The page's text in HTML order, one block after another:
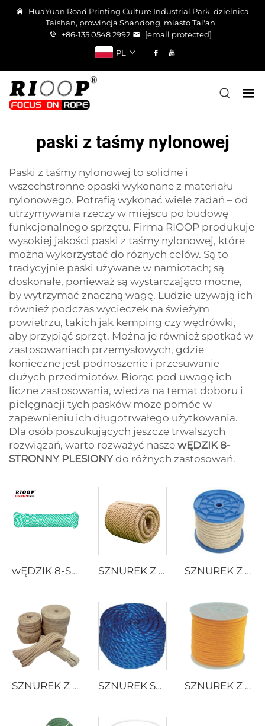
HuaYuan Road Printing Culture Industrial Park, dzielnica
Taishan, prowincja Shandong, miasto Tai'an
+86-135 0548 2992
[email protected]
PL
paski z taśmy nylonowej
Paski z taśmy nylonowej to solidne i
wszechstronne opaski wykonane z materiału
nylonowego. Potrafią wykonać wiele zadań – od
utrzymywania rzeczy w miejscu po budowę
funkcjonalnego sprzętu. Firma RIOOP produkuje
wysokiej jakości paski z taśmy nylonowej, które
można wykorzystać do różnych celów. Są to
tradycyjnie paski używane w namiotach; są
doskonałe, ponieważ są wystarczająco mocne,
by wytrzymać znaczną wagę. Ludzie używają ich
również podczas wycieczek na świeżym
powietrzu, takich jak kemping czy wędrówki,
aby przypiąć sprzęt. Można je również spotkać w
zastosowaniach przemysłowych, gdzie
konieczne jest podnoszenie i przesuwanie
dużych przedmiotów. Biorąc pod uwagę ich
liczne zastosowania, wiedza na temat doboru i
pielęgnacji tych pasków może pomóc w
zapewnieniu ich długotrwałego użytkowania.
Dla osób poszukujących jeszcze trwalszych
rozwiązań, warto rozważyć nasze wĘDZIK 8-
STRONNY PLESIONYdo różnych zastosowań.
wĘDZIK 8-STRONNY PLESIONY SZNUREK Z PRZĘDZY JUTOWEJ SZNUREK Z JUTY SKRĘCANY
SZNUREK Z JUTY SKRĘCANY SZNUREK SKRĘCONY Z ROZDZIELONEJ FOLII PP SZNUREK Z PRZECIĄGANEGO MONOFILAMENTU PP